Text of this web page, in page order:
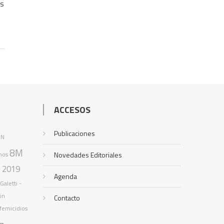
8M
2019
-
ACCESOS
Publicaciones
Novedades Editoriales
Agenda
Contacto